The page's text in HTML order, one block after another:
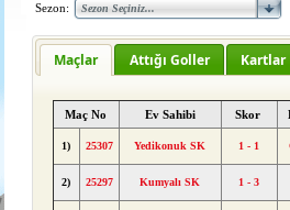
Sezon:
Maçlar Attığı Goller Kartlar
Maç No Ev Sahibi Skor
1) 25307 Yedikonuk SK 1 - 1
2) 25297 Kumyalı SK 1 - 3